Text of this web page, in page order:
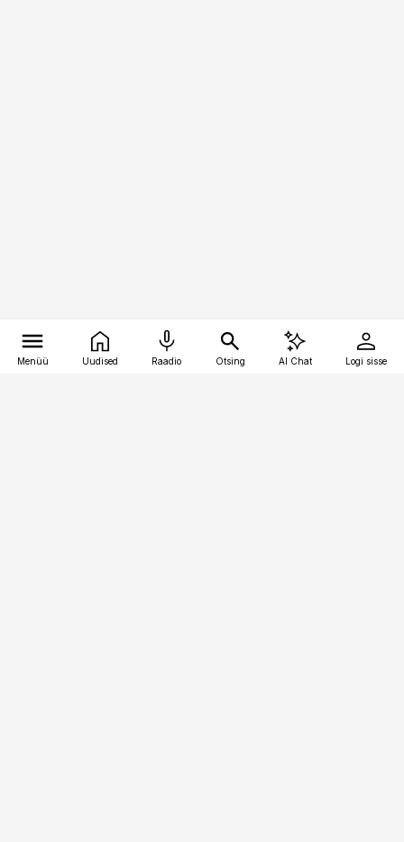
Menüü Uudised Raadio Otsing AI Chat Logi sisse